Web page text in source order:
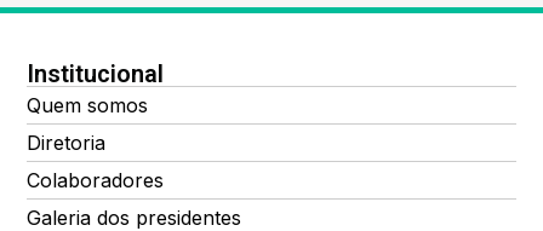
Institucional
Quem somos
Diretoria
Colaboradores
Galeria dos presidentes